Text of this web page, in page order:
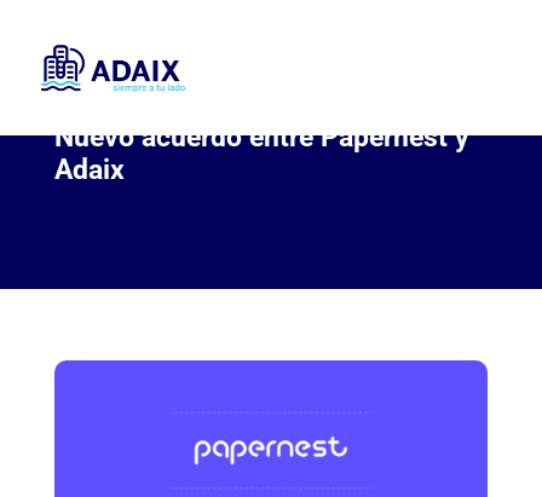
Nuevo acuerdo entre Papernest y
Adaix